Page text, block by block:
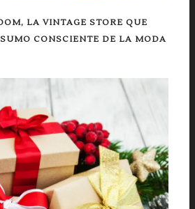
LA VINTAGE STORE QUE
CONSCIENTE DE LA MODA